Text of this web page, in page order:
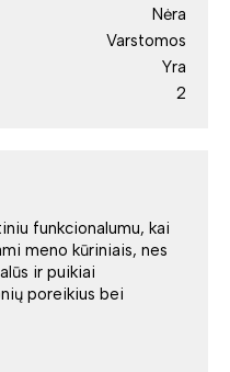
Nėra
Varstomos
Yra
2
funkcionalumu, kai
meno kūriniais, nes
ir puikiai
poreikius bei